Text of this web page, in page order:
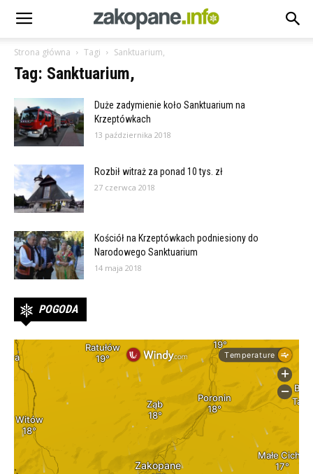
Strona główna Tagi Sanktuarium,
Tag: Sanktuarium,
Duże zadymienie koło Sanktuarium na
Krzeptówkach
13 października 2018
Rozbił witraż za ponad 10 tys. zł
27 czerwca 2018
Kościół na Krzeptówkach podniesiony do
Narodowego Sanktuarium
14 maja 2018
POGODA